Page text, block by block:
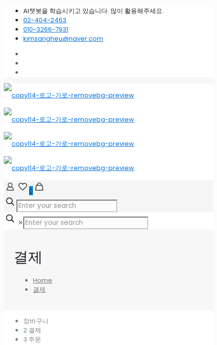
AI챗봇을 학습시키고 있습니다. 많이 활용해주세요.
02-404-2463
010-3266-7931
kimsangheu@naver.com
0
✕
결제
Home
결제
장바구니
2 결제
3 주문